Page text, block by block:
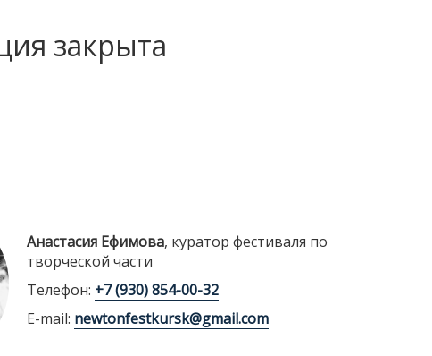
закрыта
Анастасия Ефимова, куратор фестиваля по
творческой части
Телефон: +7 (930) 854-00-32
E-mail: newtonfestkursk@gmail.com